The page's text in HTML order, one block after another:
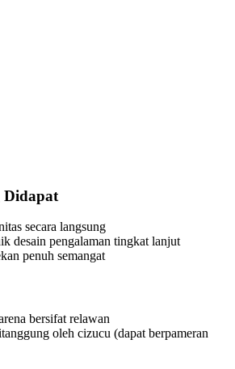
Didapat
secara langsung
desain pengalaman tingkat lanjut
penuh semangat
bersifat relawan
oleh cizucu (dapat berpameran